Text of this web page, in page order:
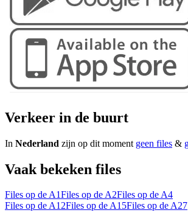
Verkeer in de buurt
In Nederland zijn op dit moment geen files &
Vaak bekeken files
Files op de A1Files op de A2Files op de A4
Files op de A12Files op de A15Files op de A27